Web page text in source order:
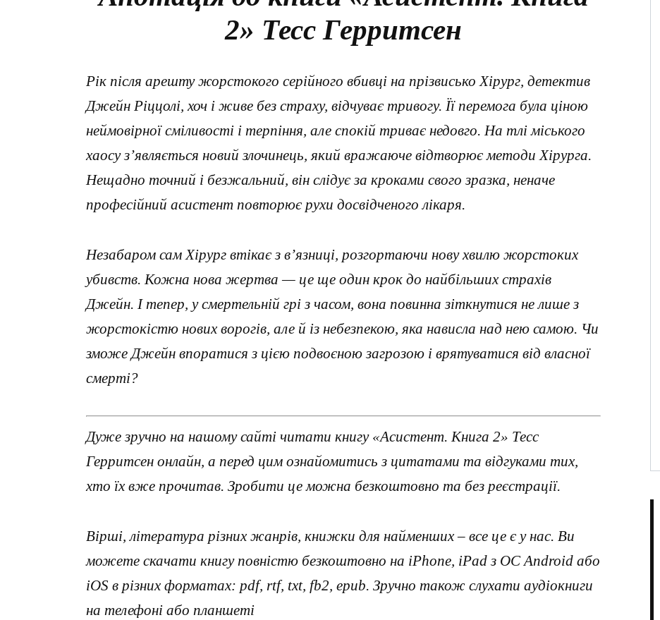
2» Тесс Герритсен
Рік після арешту жорстокого серійного вбивці на прізвисько Хірург, детектив
Джейн Ріццолі, хоч і живе без страху, відчуває тривогу. Її перемога була ціною
неймовірної сміливості і терпіння, але спокій триває недовго. На тлі міського
хаосу з’являється новий злочинець, який вражаюче відтворює методи Хірурга.
Нещадно точний і безжальний, він слідує за кроками свого зразка, неначе
професійний асистент повторює рухи досвідченого лікаря.
Незабаром сам Хірург втікає з в’язниці, розгортаючи нову хвилю жорстоких
убивств. Кожна нова жертва — це ще один крок до найбільших страхів
Джейн. І тепер, у смертельній грі з часом, вона повинна зіткнутися не лише з
жорстокістю нових ворогів, але й із небезпекою, яка нависла над нею самою. Чи
зможе Джейн впоратися з цією подвоєною загрозою і врятуватися від власної
смерті?
Дуже зручно на нашому сайті читати книгу «Асистент. Книга 2» Тесс
Герритсен онлайн, а перед цим ознайомитись з цитатами та відгуками тих,
хто їх вже прочитав. Зробити це можна безкоштовно та без реєстрації.
Вірші, література різних жанрів, книжки для найменших – все це є у нас. Ви
можете скачати книгу повністю безкоштовно на iPhone, iPad з ОС Android або
iOS в різних форматах: pdf, rtf, txt, fb2, epub. Зручно також слухати аудіокниги
на телефоні або планшеті